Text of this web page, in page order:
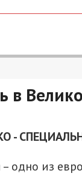
в
-
одно из